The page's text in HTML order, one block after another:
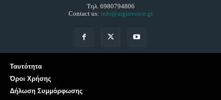
Τηλ. 6980794806
Contact us: info@aigiovoice.gr
Ταυτότητα
Όροι Χρήσης
Δήλωση Συμμόρφωσης